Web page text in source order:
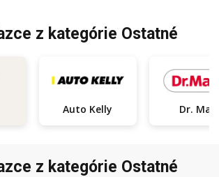
z kategórie Ostatné
Auto Kelly Dr. Max
z kategórie Ostatné